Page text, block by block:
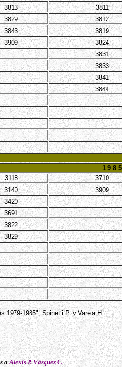
3813
3811
3829
3812
3843
3819
3909
3824
3831
3833
3841
3844
1 9 8 5
3118 3710
3140 3909
3420
3691
3822
3829
1979-1985", Spinetti P. y Varela H.
aAlexis P. Vásquez C.